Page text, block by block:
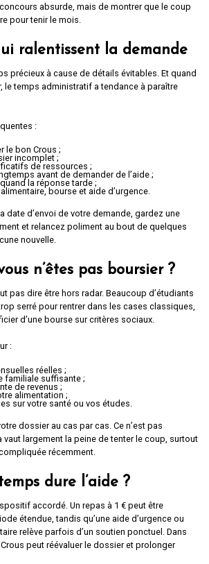
absurde, mais de montrer que le coup
pour tenir le mois.
ralentissent la demande
précieux à cause de détails évitables. Et quand
le temps administratif a tendance à paraître
:
le bon Crous ;
incomplet ;
de ressources ;
avant de demander de l’aide ;
la réponse tarde ;
bourse et aide d’urgence.
date d’envoi de votre demande, gardez une
et relancez poliment au bout de quelques
nouvelle.
n’êtes pas boursier ?
pas dire être hors radar. Beaucoup d’étudiants
serré pour rentrer dans les cases classiques,
d’une bourse sur critères sociaux.
:
réelles ;
familiale suffisante ;
de revenus ;
alimentation ;
sur votre santé ou vos études.
dossier au cas par cas. Ce n’est pas
largement la peine de tenter le coup, surtout
récemment.
dure l’aide ?
accordé. Un repas à 1 € peut être
étendue, tandis qu’une aide d’urgence ou
relève parfois d’un soutien ponctuel. Dans
peut réévaluer le dossier et prolonger